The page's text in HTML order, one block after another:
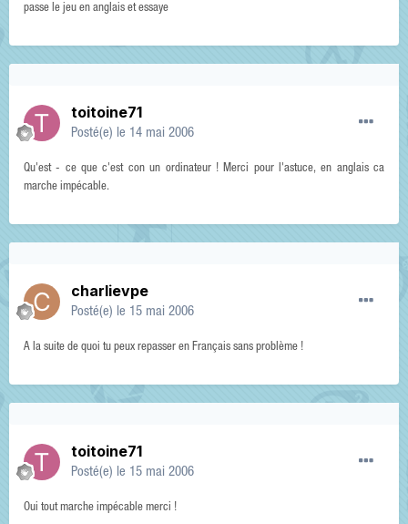
passe le jeu en anglais et essaye
toitoine71
Posté(e) le 14 mai 2006
Qu'est - ce que c'est con un ordinateur ! Merci pour l'astuce, en anglais ca
marche impécable.
charlievpe
Posté(e) le 15 mai 2006
A la suite de quoi tu peux repasser en Français sans problème !
toitoine71
Posté(e) le 15 mai 2006
Oui tout marche impécable merci !